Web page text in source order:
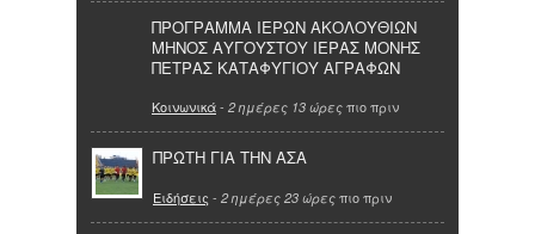
ΠΡΟΓΡΑΜΜΑ ΙΕΡΩΝ ΑΚΟΛΟΥΘΙΩΝ
ΜΗΝΟΣ ΑΥΓΟΥΣΤΟΥ ΙΕΡΑΣ ΜΟΝΗΣ
ΠΕΤΡΑΣ ΚΑΤΑΦΥΓΙΟΥ ΑΓΡΑΦΩΝ
Κοινωνικά- 2 ημέρες 13 ώρες πιο πριν
ΠΡΩΤΗ ΓΙΑ ΤΗΝ ΑΣΑ
Ειδήσεις - 2 ημέρες 23 ώρες πιο πριν